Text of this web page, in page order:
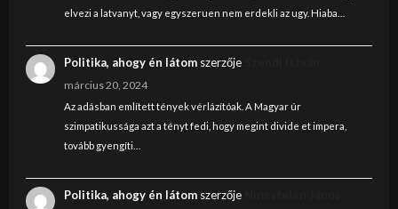
elvezi a latvanyt, vagy egyszeruen nem erdekli az ugy. Hiaba…
Politika, ahogy én látomszerzője
március 20, 2024
Az adásban említett tények vérlázítóak. A Magyar úr
szimpatikussága azt a tényt fedi, hogy megint divide et impera,
tovább gyengíti…
Politika, ahogy én látomszerzője